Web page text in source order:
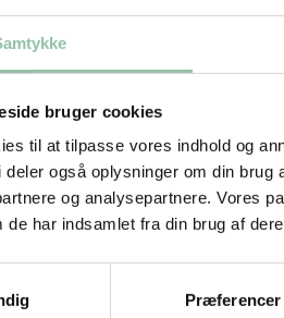
bruger cookies
til at tilpasse vores indhold og
også oplysninger om din
og analysepartnere. Vores
de har indsamlet fra din brug af
Præferencer
sød, du gerne vil have den)
blend sammen med honningen.
skål.